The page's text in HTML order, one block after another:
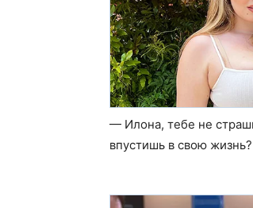
— Илона, тебе не
впустишь в свою жизнь?